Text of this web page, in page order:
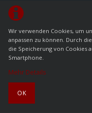
Wir verwenden Cookies, um
anpassen zu können. Durch
die Speicherung von Cookies
Smartphone.
Mehr Details
OK